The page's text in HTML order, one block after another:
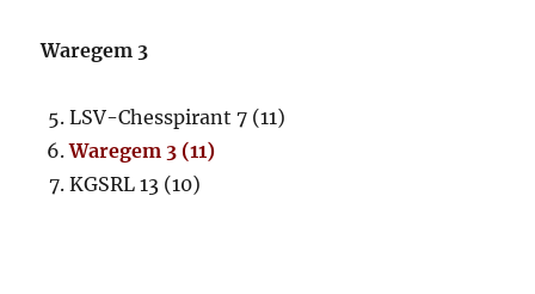
Waregem 3
LSV-Chesspirant 7 (11)
Waregem 3 (11)
KGSRL 13 (10)